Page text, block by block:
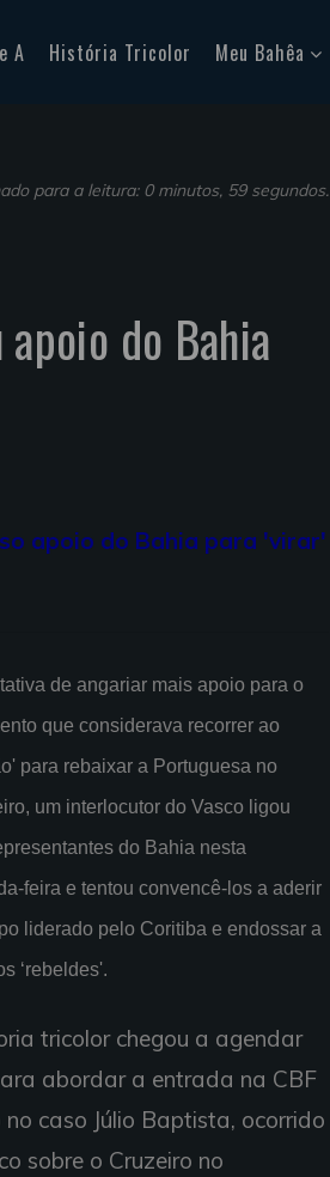
A História Tricolor Meu Bahêa
para a leitura: 0 minutos, 59 segundos.
do Bahia
apoio do Bahia para 'virar'
de angariar mais apoio para o
que considerava recorrer ao
para rebaixar a Portuguesa no
um interlocutor do Vasco ligou
do Bahia nesta
feira e tentou convencê-los a aderir
liderado pelo Coritiba e endossar a
‘rebeldes'.
tricolor chegou a agendar
abordar a entrada na CBF
caso Júlio Baptista, ocorrido
sobre o Cruzeiro no